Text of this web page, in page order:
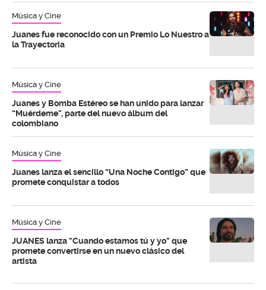
Música y Cine
Juanes fue reconocido con un Premio Lo Nuestro a
la Trayectoria
Música y Cine
Juanes y Bomba Estéreo se han unido para lanzar
“Muérdeme”, parte del nuevo álbum del
colombiano
Música y Cine
Juanes lanza el sencillo “Una Noche Contigo” que
promete conquistar a todos
Música y Cine
JUANES lanza "Cuando estamos tú y yo" que
promete convertirse en un nuevo clásico del
artista